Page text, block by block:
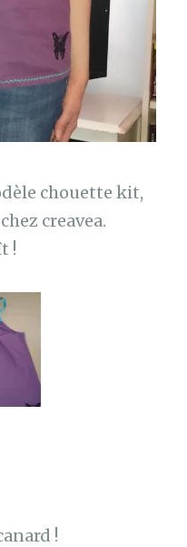
chouette kit,
creavea.
!
!